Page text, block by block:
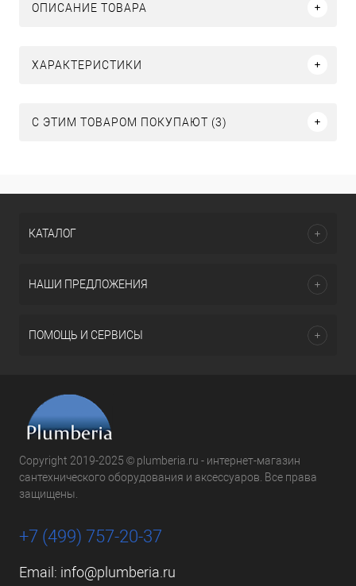
ОПИСАНИЕ ТОВАРА
ХАРАКТЕРИСТИКИ
С ЭТИМ ТОВАРОМ ПОКУПАЮТ (3)
КАТАЛОГ
НАШИ ПРЕДЛОЖЕНИЯ
ПОМОЩЬ И СЕРВИСЫ
Copyright 2019-2025 © plumberia.ru - интернет-магазин
сантехнического оборудования и аксессуаров. Все права
защищены.
+7 (499) 757-20-37
Email: info@plumberia.ru